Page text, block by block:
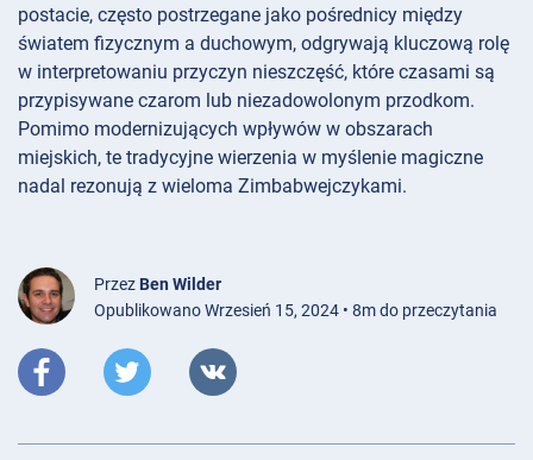
postacie, często postrzegane jako pośrednicy między
światem fizycznym a duchowym, odgrywają kluczową rolę
w interpretowaniu przyczyn nieszczęść, które czasami są
przypisywane czarom lub niezadowolonym przodkom.
Pomimo modernizujących wpływów w obszarach
miejskich, te tradycyjne wierzenia w myślenie magiczne
nadal rezonują z wieloma Zimbabwejczykami.
Przez Ben Wilder
Opublikowano Wrzesień 15, 2024 • 8m do przeczytania